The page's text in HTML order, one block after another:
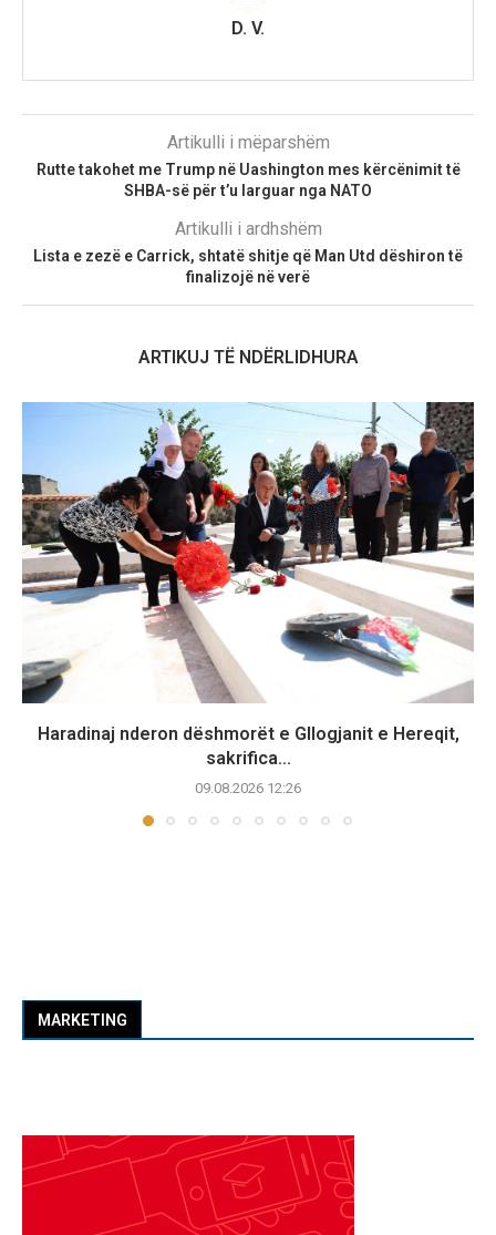
D. V.
Artikulli i mëparshëm
Rutte takohet me Trump në Uashington mes kërcënimit të
SHBA-së për t’u larguar nga NATO
Artikulli i ardhshëm
Lista e zezë e Carrick, shtatë shitje që Man Utd dëshiron të
finalizojë në verë
ARTIKUJ TË NDËRLIDHURA
Haradinaj nderon dëshmorët e Gllogjanit e Hereqit,
sakrifica...
09.08.2026 12:26
MARKETING